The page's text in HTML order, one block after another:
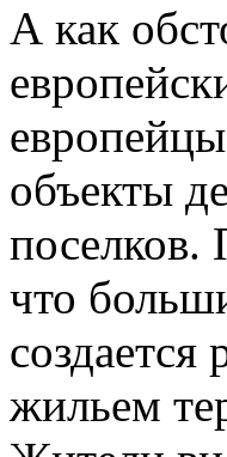
А как
объекты
поселков.
что
жильем